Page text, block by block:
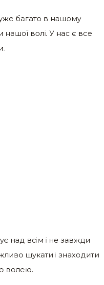
багато в нашому
нашої волі. У нас є все
над всім і не завжди
шукати і знаходити
волею.